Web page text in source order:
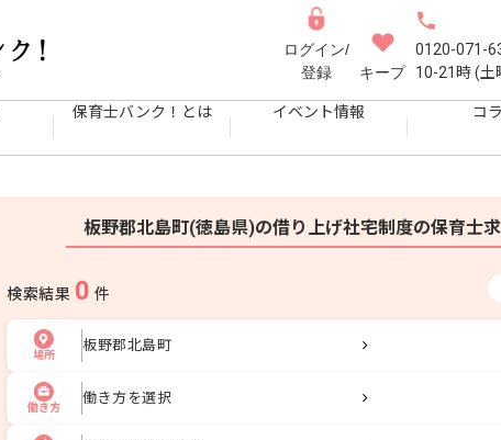
ログイン/
登録
キープ
0120-071-
10-21時 (土
保育士バンク！とは イベント情報 コ
板野郡北島町(徳島県)の借り上げ社宅制度の保育士
検索結果 0 件
場所
板野郡北島町
働き方
働き方を選択